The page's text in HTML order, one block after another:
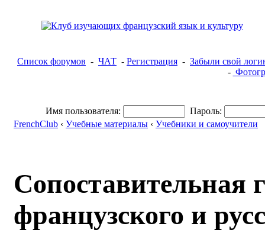
Список форумов - ЧАТ - Регистрация - Забыли свой
-
Имя пользователя:
Пароль:
FrenchClub ‹ Учебные материалы ‹ Учебники и самоучители
Сопоставительная
французского и